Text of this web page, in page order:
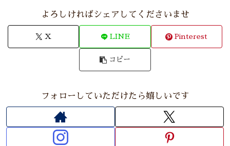
よろしければシェアしてくださいませ
X LINE Pinterest
コピー
フォローしていただけたら嬉しいです